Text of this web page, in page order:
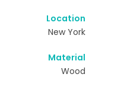
Location
New York
Material
Wood